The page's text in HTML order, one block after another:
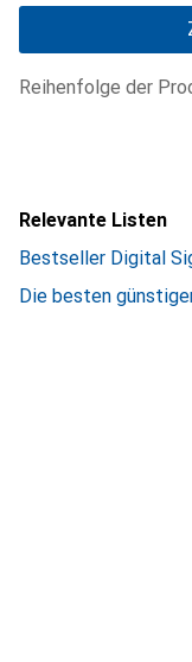
Reihenfolge der
Relevante Listen
Bestseller Digital
Die besten